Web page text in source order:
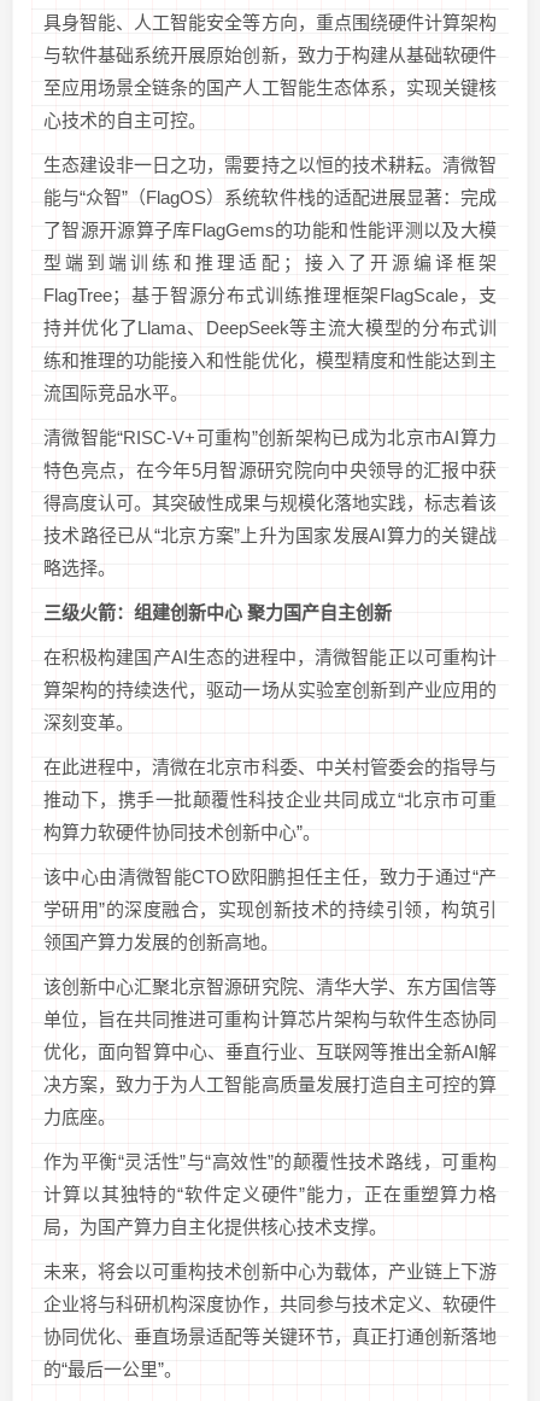
具身智能、人工智能安全等方向，重点围绕硬件计算架构
与软件基础系统开展原始创新，致力于构建从基础软硬件
至应用场景全链条的国产人工智能生态体系，实现关键核
心技术的自主可控。
生态建设非一日之功，需要持之以恒的技术耕耘。清微智
能与“众智”（FlagOS）系统软件栈的适配进展显著：完成
了智源开源算子库FlagGems的功能和性能评测以及大模
型端到端训练和推理适配；接入了开源编译框架
FlagTree；基于智源分布式训练推理框架FlagScale，支
持并优化了Llama、DeepSeek等主流大模型的分布式训
练和推理的功能接入和性能优化，模型精度和性能达到主
流国际竞品水平。
清微智能“RISC-V+可重构”创新架构已成为北京市AI算力
特色亮点，在今年5月智源研究院向中央领导的汇报中获
得高度认可。其突破性成果与规模化落地实践，标志着该
技术路径已从“北京方案”上升为国家发展AI算力的关键战
略选择。
三级火箭：组建创新中心 聚力国产自主创新
在积极构建国产AI生态的进程中，清微智能正以可重构计
算架构的持续迭代，驱动一场从实验室创新到产业应用的
深刻变革。
在此进程中，清微在北京市科委、中关村管委会的指导与
推动下，携手一批颠覆性科技企业共同成立“北京市可重
构算力软硬件协同技术创新中心”。
该中心由清微智能CTO欧阳鹏担任主任，致力于通过“产
学研用”的深度融合，实现创新技术的持续引领，构筑引
领国产算力发展的创新高地。
该创新中心汇聚北京智源研究院、清华大学、东方国信等
单位，旨在共同推进可重构计算芯片架构与软件生态协同
优化，面向智算中心、垂直行业、互联网等推出全新AI解
决方案，致力于为人工智能高质量发展打造自主可控的算
力底座。
作为平衡“灵活性”与“高效性”的颠覆性技术路线，可重构
计算以其独特的“软件定义硬件”能力，正在重塑算力格
局，为国产算力自主化提供核心技术支撑。
未来，将会以可重构技术创新中心为载体，产业链上下游
企业将与科研机构深度协作，共同参与技术定义、软硬件
协同优化、垂直场景适配等关键环节，真正打通创新落地
的“最后一公里”。